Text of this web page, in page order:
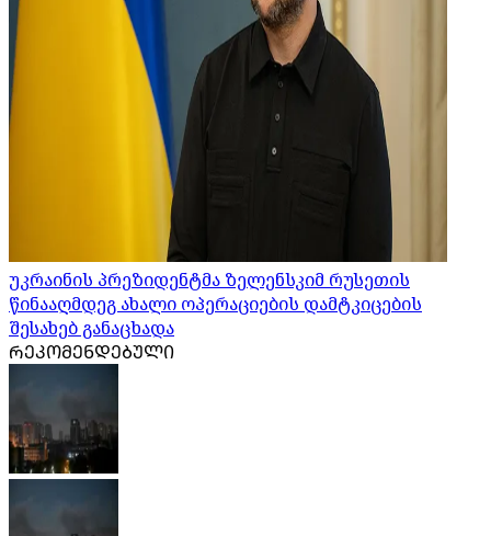
უკრაინის პრეზიდენტმა ზელენსკიმ რუსეთის
წინააღმდეგ ახალი ოპერაციების დამტკიცების
შესახებ განაცხადა
ᲠᲔᲙᲝᲛᲔᲜᲓᲔᲑᲣᲚᲘ